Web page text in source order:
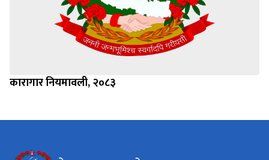
कारागार नियमावली, २०८३